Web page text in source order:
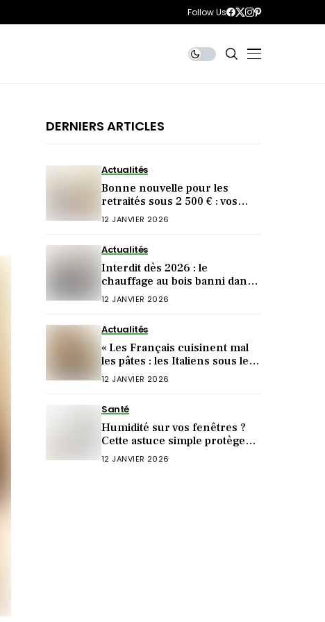
Follow Us
DERNIERS ARTICLES
Actualités
Bonne nouvelle pour les
retraités sous 2 500 € : vos
impôts pourraient baisser
12 JANVIER 2026
Actualités
Interdit dès 2026 : le
chauffage au bois banni dans
297 communes (êtes-vous
12 JANVIER 2026
Actualités
« Les Français cuisinent mal
les pâtes : les Italiens sous le
choc ! »
12 JANVIER 2026
Santé
Humidité sur vos fenêtres ?
Cette astuce simple protège
aussi votre santé
12 JANVIER 2026